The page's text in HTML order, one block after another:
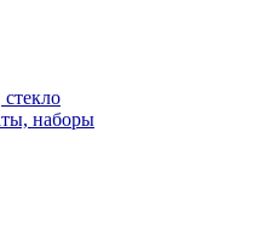
наборы